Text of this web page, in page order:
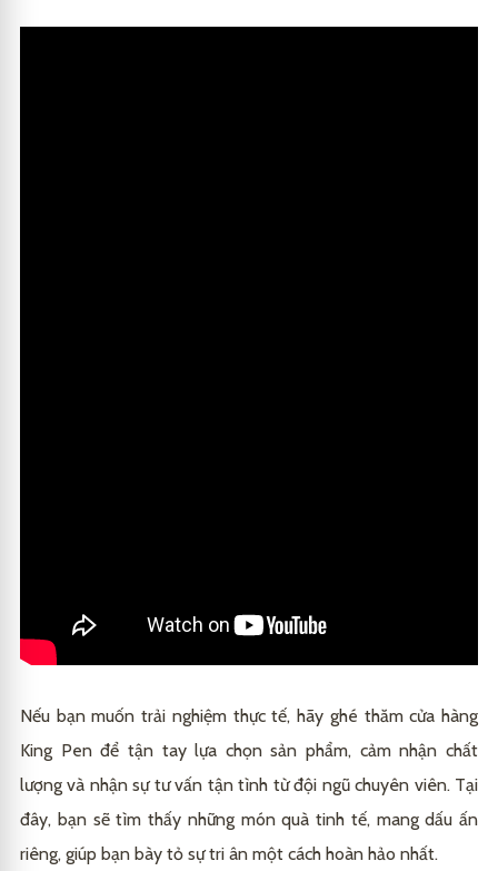
Nếu bạn muốn trải nghiệm thực tế, hãy ghé thăm cửa hàng
King Pen để tận tay lựa chọn sản phẩm, cảm nhận chất
lượng và nhận sự tư vấn tận tình từ đội ngũ chuyên viên. Tại
đây, bạn sẽ tìm thấy những món quà tinh tế, mang dấu ấn
riêng, giúp bạn bày tỏ sự tri ân một cách hoàn hảo nhất.